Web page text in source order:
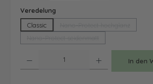
Veredelung
Classic
In den